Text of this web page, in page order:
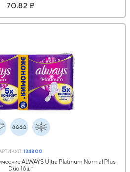
70.82 ₽
134800
ALWAYS Ultra Platinum Normal Plus
Duo 16шт